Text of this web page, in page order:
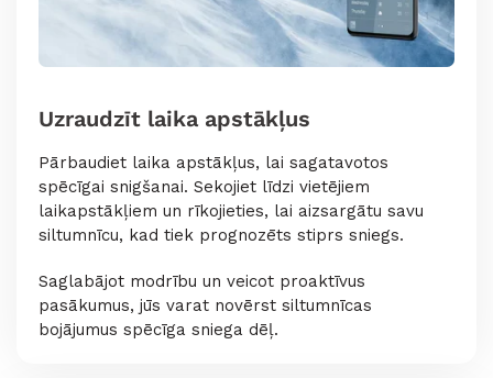
Uzraudzīt laika apstākļus
Pārbaudiet laika apstākļus, lai sagatavotos
spēcīgai snigšanai. Sekojiet līdzi vietējiem
laikapstākļiem un rīkojieties, lai aizsargātu savu
siltumnīcu, kad tiek prognozēts stiprs sniegs.
Saglabājot modrību un veicot proaktīvus
pasākumus, jūs varat novērst siltumnīcas
bojājumus spēcīga sniega dēļ.